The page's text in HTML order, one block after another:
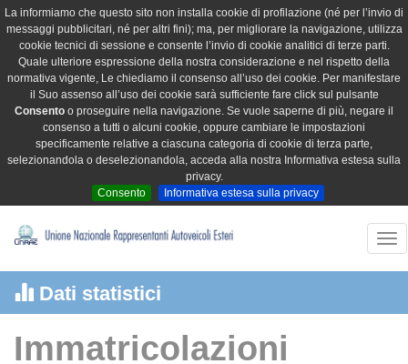
La informiamo che questo sito non installa cookie di profilazione (né per l’invio di
messaggi pubblicitari, né per altri fini); ma, per migliorare la navigazione, utilizza
cookie tecnici di sessione e consente l’invio di cookie analitici di terze parti.
Quale ulteriore espressione della nostra considerazione e nel rispetto della
normativa vigente, Le chiediamo il consenso all’uso dei cookie. Per manifestare
il Suo assenso all’uso dei cookie sarà sufficiente fare click sul pulsante
Consento o proseguire nella navigazione. Se vuole saperne di più, negare il
consenso a tutti o alcuni cookie, oppure cambiare le impostazioni
specificamente relative a ciascuna categoria di cookie di terza parte,
selezionandola o deselezionandola, acceda alla nostra Informativa estesa sulla
privacy.
Consento
Informativa estesa sulla privacy
Dati statistici
Immatricolazioni